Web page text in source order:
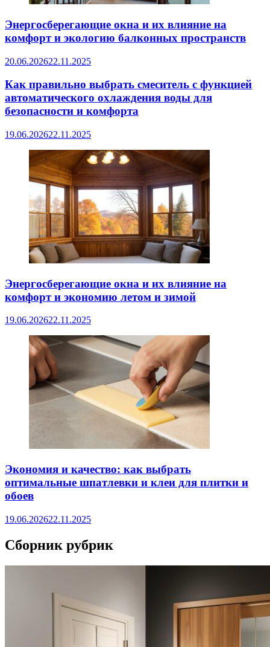
Энергосберегающие окна и их влияние на
комфорт и экологию балконных пространств
20.06.202622.11.2025
Как правильно выбрать смеситель с функцией
автоматического охлаждения воды для
безопасности и комфорта
19.06.202622.11.2025
Энергосберегающие окна и их влияние на
комфорт и экономию летом и зимой
19.06.202622.11.2025
Экономия и качество: как выбрать
оптимальные шпатлевки и клеи для плитки и
обоев
19.06.202622.11.2025
Сборник рубрик